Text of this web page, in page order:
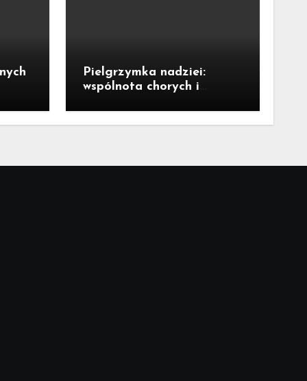
Pielgrzymka nadziei:
wspólnota chorych i
Tyńcu Legnickim